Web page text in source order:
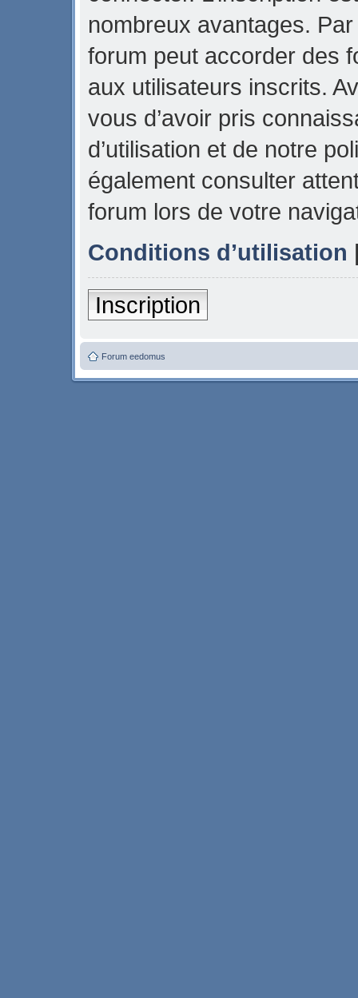
nombreux avantages.
forum peut accorder des
aux utilisateurs inscrits.
vous d’avoir pris
d’utilisation et de notre
également consulter
forum lors de votre
Conditions d’utilisation
Inscription
Forum eedomus